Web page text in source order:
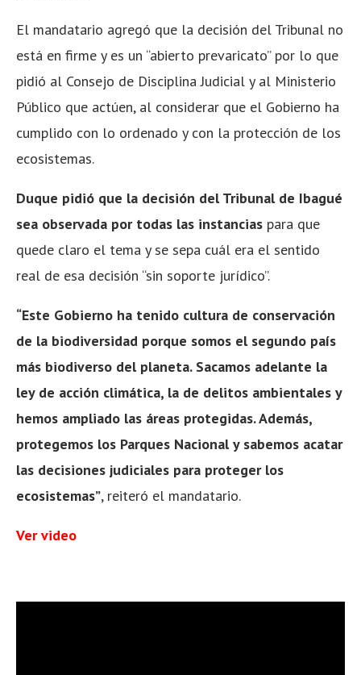
El mandatario agregó que la decisión del Tribunal no
está en firme y es un “abierto prevaricato” por lo que
pidió al Consejo de Disciplina Judicial y al Ministerio
Público que actúen, al considerar que el Gobierno ha
cumplido con lo ordenado y con la protección de los
ecosistemas.
Duque pidió que la decisión del Tribunal de Ibagué
sea observada por todas las instancias para que
quede claro el tema y se sepa cuál era el sentido
real de esa decisión “sin soporte jurídico”.
“Este Gobierno ha tenido cultura de conservación
de la biodiversidad porque somos el segundo país
más biodiverso del planeta. Sacamos adelante la
ley de acción climática, la de delitos ambientales y
hemos ampliado las áreas protegidas. Además,
protegemos los Parques Nacional y sabemos acatar
las decisiones judiciales para proteger los
ecosistemas”, reiteró el mandatario.
Ver video